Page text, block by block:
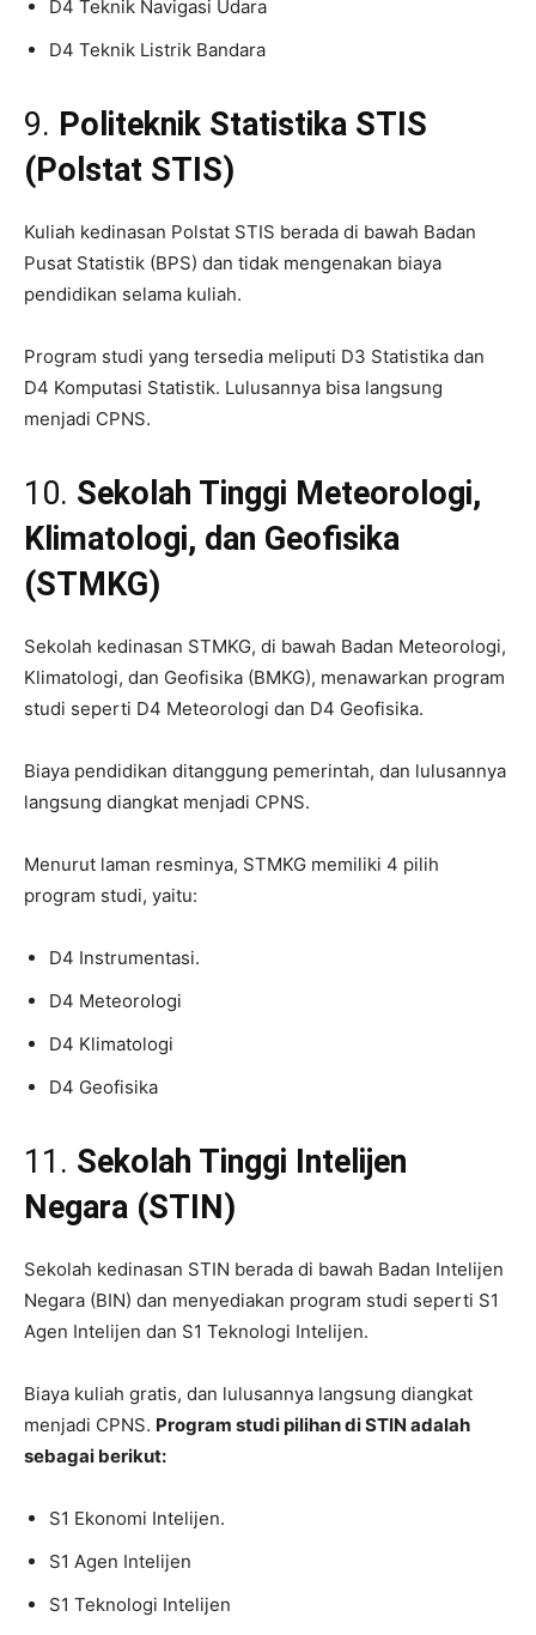
D4 Teknik Navigasi Udara
D4 Teknik Listrik Bandara
9. Politeknik Statistika STIS
(Polstat STIS)
Kuliah kedinasan Polstat STIS berada di bawah Badan
Pusat Statistik (BPS) dan tidak mengenakan biaya
pendidikan selama kuliah.
Program studi yang tersedia meliputi D3 Statistika dan
D4 Komputasi Statistik. Lulusannya bisa langsung
menjadi CPNS.
10. Sekolah Tinggi Meteorologi,
Klimatologi, dan Geofisika
(STMKG)
Sekolah kedinasan STMKG, di bawah Badan Meteorologi,
Klimatologi, dan Geofisika (BMKG), menawarkan program
studi seperti D4 Meteorologi dan D4 Geofisika.
Biaya pendidikan ditanggung pemerintah, dan lulusannya
langsung diangkat menjadi CPNS.
Menurut laman resminya, STMKG memiliki 4 pilih
program studi, yaitu:
D4 Instrumentasi.
D4 Meteorologi
D4 Klimatologi
D4 Geofisika
11. Sekolah Tinggi Intelijen
Negara (STIN)
Sekolah kedinasan STIN berada di bawah Badan Intelijen
Negara (BIN) dan menyediakan program studi seperti S1
Agen Intelijen dan S1 Teknologi Intelijen.
Biaya kuliah gratis, dan lulusannya langsung diangkat
menjadi CPNS. Program studi pilihan di STIN adalah
sebagai berikut:
S1 Ekonomi Intelijen.
S1 Agen Intelijen
S1 Teknologi Intelijen